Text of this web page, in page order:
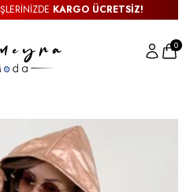
KARGO ÜCRETSİZ!
0